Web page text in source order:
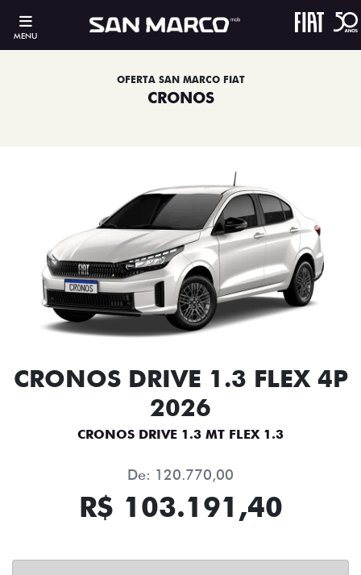
MENU
OFERTA SAN MARCO FIAT
CRONOS
CRONOS DRIVE 1.3 FLEX 4P
2026
CRONOS DRIVE 1.3 MT FLEX 1.3
De: 120.770,00
R$ 103.191,40